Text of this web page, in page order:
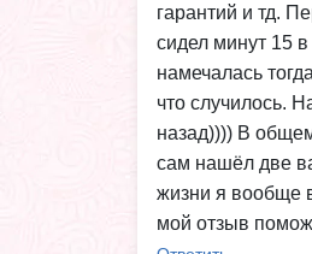
гарантий и тд.
сидел минут 15
намечалась
что случилось.
назад)))) В
сам нашёл две
жизни я вообще
мой отзыв